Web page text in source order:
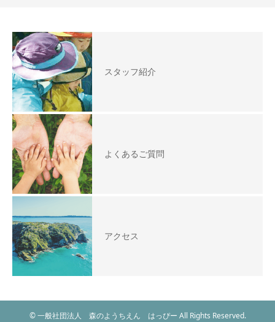
スタッフ紹介
よくあるご質問
アクセス
© 一般社団法人 森のようちえん はっぴー All Rights Reserved.